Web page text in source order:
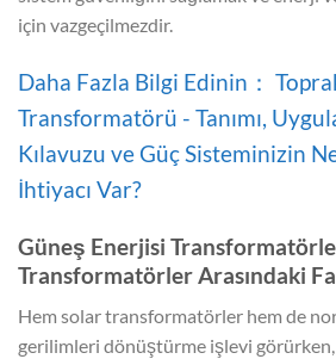
için vazgeçilmezdir.
Daha Fazla Bilgi Edinin：
Transformatörü - Tanımı,
Kılavuzu ve Güç Sisteminizin
İhtiyacı Var?
Güneş Enerjisi
Transformatörler Arasındaki
Hem solar transformatörler hem de
gerilimleri dönüştürme işlevi görürken,